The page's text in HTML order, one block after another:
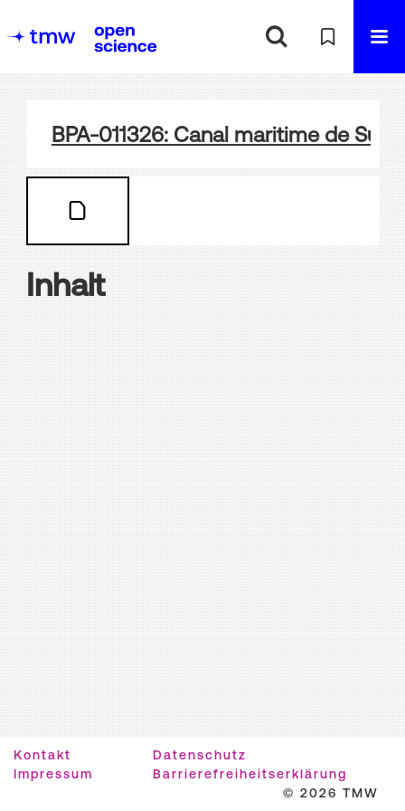
BPA-011326: Canal maritime de Suez
Inhalt
Kontakt
Datenschutz
Impressum
Barrierefreiheitserklärung
© 2026 TMW